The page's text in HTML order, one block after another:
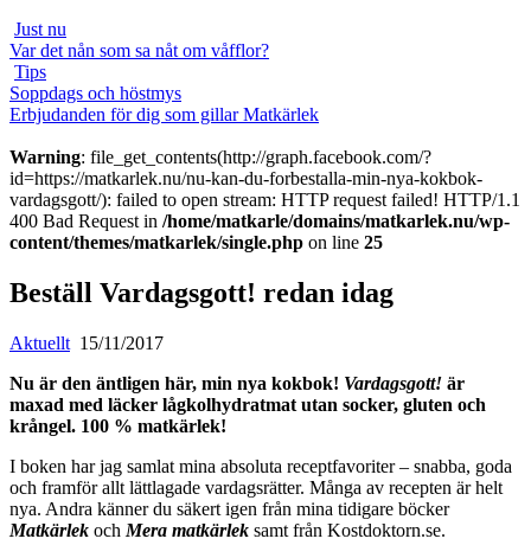
Just nu
Var det nån som sa nåt om våfflor?
Tips
Soppdags och höstmys
Erbjudanden för dig som gillar Matkärlek
Warning: file_get_contents(http://graph.facebook.com/?
id=https://matkarlek.nu/nu-kan-du-forbestalla-min-nya-kokbok-
vardagsgott/): failed to open stream: HTTP request failed! HTTP/1.1
400 Bad Request in /home/matkarle/domains/matkarlek.nu/wp-
content/themes/matkarlek/single.php on line 25
Beställ Vardagsgott! redan idag
Aktuellt 15/11/2017
Nu är den äntligen här, min nya kokbok! Vardagsgott! är
maxad med läcker lågkolhydratmat utan socker, gluten och
krångel. 100 % matkärlek!
I boken har jag samlat mina absoluta receptfavoriter – snabba, goda
och framför allt lättlagade vardagsrätter. Många av recepten är helt
nya. Andra känner du säkert igen från mina tidigare böcker
Matkärlek och Mera matkärlek samt från Kostdoktorn.se.